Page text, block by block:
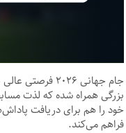
جام جهانی
بزرگی همراه شده که لذت
خود را هم برای دریافت
فراهم می‌کند.